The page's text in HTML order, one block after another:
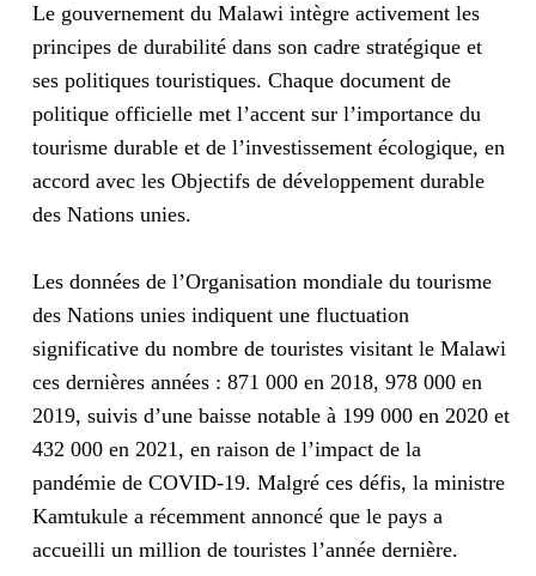
Le gouvernement du Malawi intègre activement les
principes de durabilité dans son cadre stratégique et
ses politiques touristiques. Chaque document de
politique officielle met l’accent sur l’importance du
tourisme durable et de l’investissement écologique, en
accord avec les Objectifs de développement durable
des Nations unies.
Les données de l’Organisation mondiale du tourisme
des Nations unies indiquent une fluctuation
significative du nombre de touristes visitant le Malawi
ces dernières années : 871 000 en 2018, 978 000 en
2019, suivis d’une baisse notable à 199 000 en 2020 et
432 000 en 2021, en raison de l’impact de la
pandémie de COVID-19. Malgré ces défis, la ministre
Kamtukule a récemment annoncé que le pays a
accueilli un million de touristes l’année dernière.